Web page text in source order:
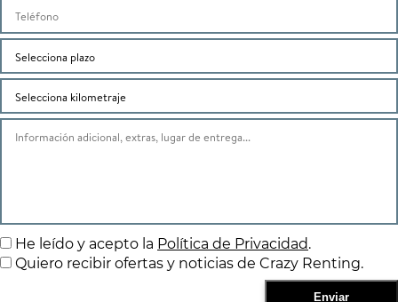
He leído y acepto la Política de Privacidad.
Quiero recibir ofertas y noticias de Crazy Renting.